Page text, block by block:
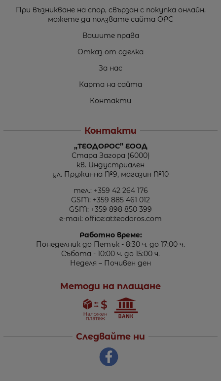
При възникване на спор, свързан с покупка онлайн,
можете да ползвате сайта ОРС
Вашите права
Отказ от сделка
За нас
Карта на сайта
Контакти
Контакти
„ТЕОДОРОС” ЕООД
Стара Загора (6000)
кв. Индустриален
ул. Пружинна №9, магазин №10
тел.: +359 42 264 176
GSM: +359 885 461 012
GSM: +359 898 850 399
e-mail: office:at:teodoros.com
Работно време:
Понеделник до Петък - 8:30 ч. до 17:00 ч.
Събота - 10:00 ч. до 15:00 ч.
Неделя – Почивен ден
Методи на плащане
Следвайте ни